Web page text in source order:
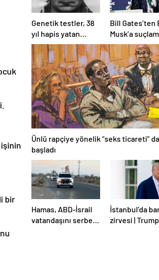
bir
Genetik testler, 38
yıl hapis yatan
adamın suçsuz
olduğunu ortaya
çıkardı
Bill Gates’ten
Musk’a
“Fakir
öldürdü”
Ünlü rapçiye yönelik “seks ticareti”
başladı
Hamas, ABD-İsrail
vatandaşını serbest
İstanbul’da
zirvesi |